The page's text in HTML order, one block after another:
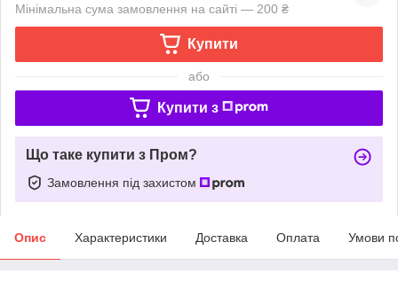
Мінімальна сума замовлення на сайті — 200 ₴
Купити
або
Купити з
Що таке купити з Пром?
Замовлення під захистом
Опис Характеристики Доставка Оплата Умови